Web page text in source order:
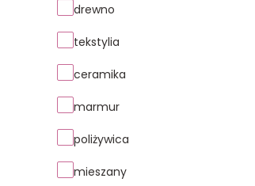
drewno
tekstylia
ceramika
marmur
poliżywica
mieszany